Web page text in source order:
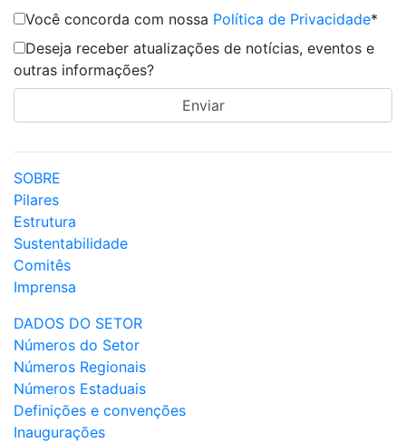
Você concorda com nossa Política de Privacidade*
Deseja receber atualizações de notícias, eventos e
outras informações?
SOBRE
Pilares
Estrutura
Sustentabilidade
Comitês
Imprensa
DADOS DO SETOR
Números do Setor
Números Regionais
Números Estaduais
Definições e convenções
Inaugurações